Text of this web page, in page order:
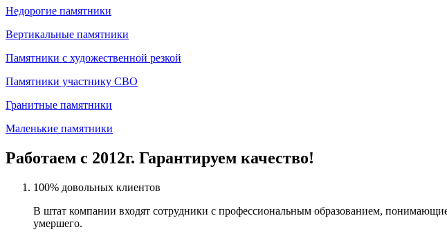
Недорогие памятники
Вертикальные памятники
Памятники с художественной резкой
Памятники участнику СВО
Гранитные памятники
Маленькие памятники
Работаем с 2012г. Гарантируем качество!
100% довольных клиентов
В штат компании входят сотрудники с профессиональным образованием,
умершего.